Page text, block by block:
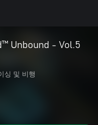
Unbound - Vol.5
싱 및 비행